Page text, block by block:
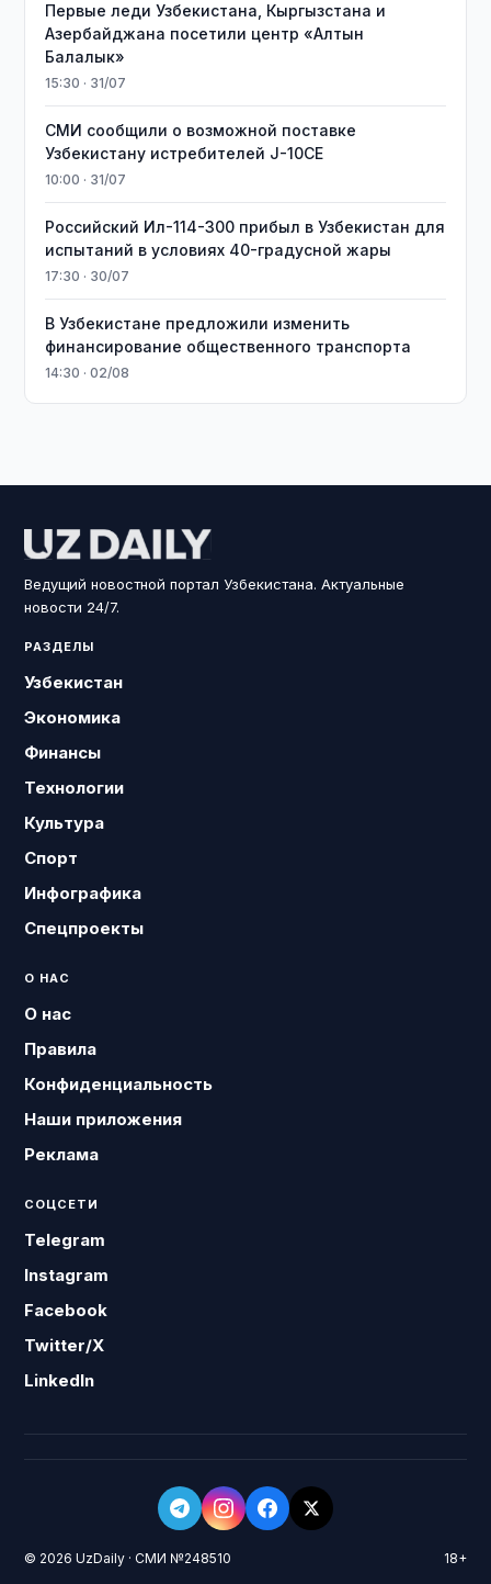
Первые леди Узбекистана, Кыргызстана и
Азербайджана посетили центр «Алтын
Балалык»
15:30 · 31/07
СМИ сообщили о возможной поставке
Узбекистану истребителей J-10CE
10:00 · 31/07
Российский Ил-114-300 прибыл в Узбекистан для
испытаний в условиях 40-градусной жары
17:30 · 30/07
В Узбекистане предложили изменить
финансирование общественного транспорта
14:30 · 02/08
Ведущий новостной портал Узбекистана. Актуальные
новости 24/7.
РАЗДЕЛЫ
Узбекистан
Экономика
Финансы
Технологии
Культура
Спорт
Инфографика
Спецпроекты
О НАС
О нас
Правила
Конфиденциальность
Наши приложения
Реклама
СОЦСЕТИ
Telegram
Instagram
Facebook
Twitter/X
LinkedIn
© 2026 UzDaily · СМИ №248510 18+